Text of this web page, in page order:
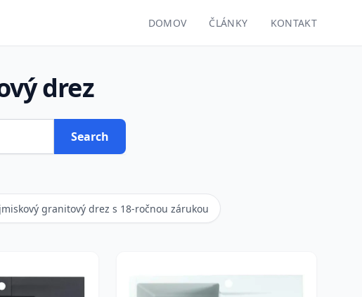
DOMOV ČLÁNKY KONTAKT
drez
Search
granitový drez s 18-ročnou zárukou